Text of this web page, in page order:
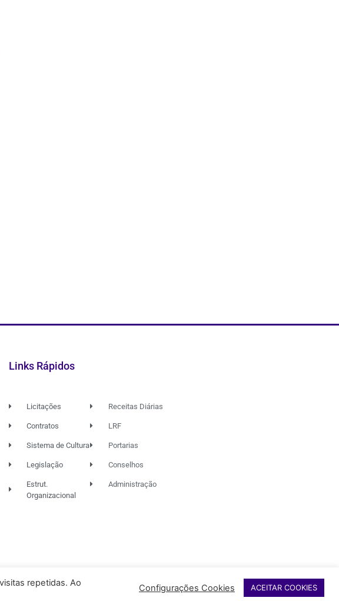
Links Rápidos
Licitações
Contratos
Sistema de Cultura
Legislação
Estrut.
Organizacional
Receitas Diárias
LRF
Portarias
Conselhos
Administração
FUNDAÇÃO RIO DAS OSTRAS DE CULTURA
repetidas. Ao
Configurações Cookies ACEITAR COOKIES